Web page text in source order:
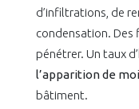
d’infiltrations, de
condensation. Des
pénétrer. Un taux
l’apparition de
bâtiment.